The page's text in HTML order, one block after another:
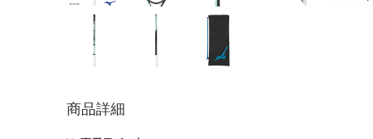
(08)チャコー
ル×ミント
商品詳細